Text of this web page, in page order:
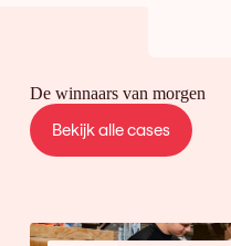
De winnaars van morgen
Bekijk alle cases